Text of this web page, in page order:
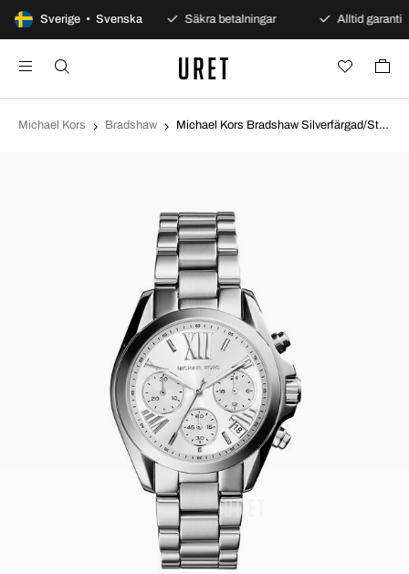
Sverige • Svenska
100 dagars öppet köp Säkra betalningar Alltid garanti
Michael Kors Bradshaw Michael Kors Bradshaw Silverfärgad/Stål Ø36 mm MK6174